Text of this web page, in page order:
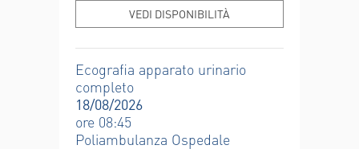
VEDI DISPONIBILITÀ
Ecografia apparato urinario
completo
18/08/2026
ore 08:45
Poliambulanza Ospedale